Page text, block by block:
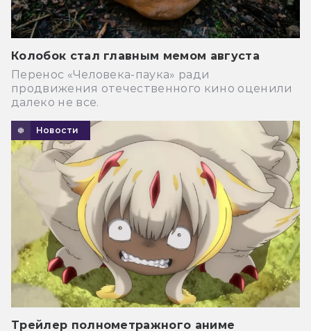
Колобок стал главным мемом августа
Перенос «Человека-паука» ради
продвижения отечественного кино оценили
далеко не все.
Новости
Трейлер полнометражного аниме